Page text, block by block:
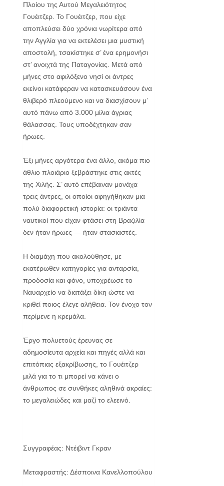
Πλοίου της Αυτού Μεγαλειότητος
Γουέιτζερ. Το Γουέιτζερ, που είχε
αποπλεύσει δύο χρόνια νωρίτερα από
την Αγγλία για να εκτελέσει μια μυστική
αποστολή, τσακίστηκε σ’ ένα ερημονήσι
στ’ ανοιχτά της Παταγονίας. Μετά από
μήνες στο αφιλό­ξενο νησί οι άντρες
εκείνοι κατάφεραν να κατασκευάσουν ένα
θλιβερό πλεούμενο και να διασχίσουν μ’
αυτό πάνω από 3.000 μίλια άγριας
θάλασσας. Τους υποδέχτηκαν σαν
ήρωες.
Έξι μήνες αργότερα ένα άλλο, ακόμα πιο
άθλιο πλοιάριο ξεβράστηκε στις ακτές
της Χιλής. Σ’ αυτό επέβαιναν μονάχα
τρεις άντρες, οι οποίοι αφηγήθηκαν μια
πολύ διαφορετική ιστορία: οι τριάντα
ναυτικοί που είχαν φτάσει στη Βραζιλία
δεν ήταν ήρωες ― ήταν στασιαστές.
Η διαμάχη που ακολούθησε, με
εκατέρωθεν κατηγορίες για ανταρσία,
προδοσία και φόνο, υποχρέωσε το
Ναυαρ­χείο να διατάξει δίκη ώστε να
κριθεί ποιος έλεγε αλήθεια. Τον ένοχο τον
περίμενε η κρεμάλα.
Έργο πολυετούς έρευνας σε
αδημοσίευτα αρχεία και πηγές αλλά και
επιτόπιας εξακρίβωσης, το Γουέιτζερ
μιλά για το τι μπορεί να κάνει ο
άνθρωπος σε συνθήκες αληθινά ακραίες:
το μεγαλειώδες και μαζί το ελεεινό.
Συγγραφέας: Ντέιβιντ Γκραν
Μεταφραστής: Δέσποινα Κανελλοπούλου